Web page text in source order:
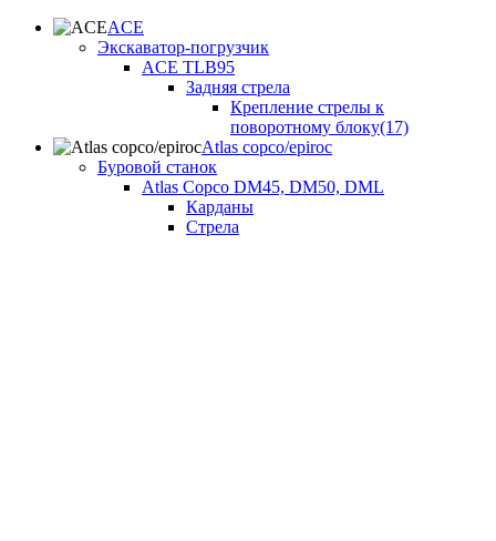
ACE
Экскаватор-погрузчик
ACE TLB95
Задняя стрела
Крепление стрелы к
поворотному блоку(17)
Atlas copco/epiroc
Буровой станок
Atlas Copco DM45, DM50, DML
Карданы
Стрела